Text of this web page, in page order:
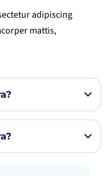
adipiscing
mattis,